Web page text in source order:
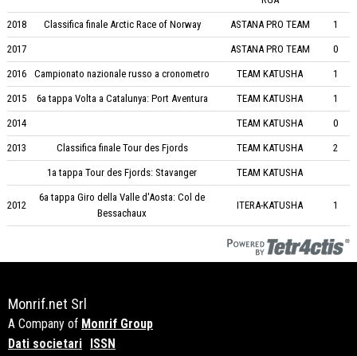
2018 Classifica finale Arctic Race of Norway ASTANA PRO TEAM 1
2017 ASTANA PRO TEAM 0
2016 Campionato nazionale russo a cronometro TEAM KATUSHA 1
2015 6a tappa Volta a Catalunya: Port Aventura TEAM KATUSHA 1
2014 TEAM KATUSHA 0
2013 Classifica finale Tour des Fjords TEAM KATUSHA 2
1a tappa Tour des Fjords: Stavanger TEAM KATUSHA
2012
6a tappa Giro della Valle d'Aosta: Col de
Bessachaux
ITERA-KATUSHA 1
Monrif.net Srl
A Company of Monrif Group
Dati societari ISSN